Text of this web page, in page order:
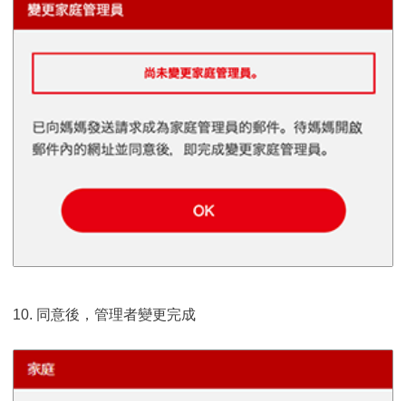
10. 同意後，管理者變更完成